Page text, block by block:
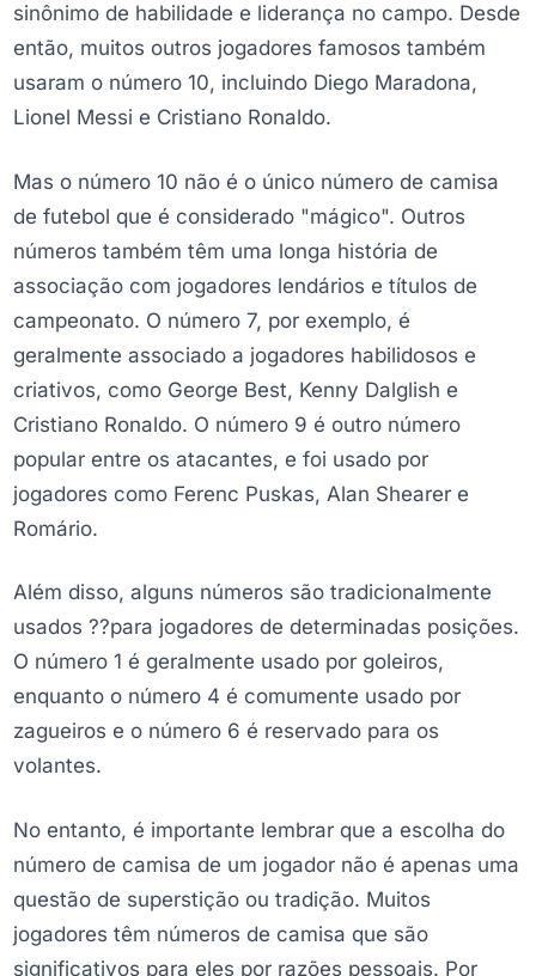
sinônimo de habilidade e liderança no campo. Desde
então, muitos outros jogadores famosos também
usaram o número 10, incluindo Diego Maradona,
Lionel Messi e Cristiano Ronaldo.
Mas o número 10 não é o único número de camisa
de futebol que é considerado "mágico". Outros
números também têm uma longa história de
associação com jogadores lendários e títulos de
campeonato. O número 7, por exemplo, é
geralmente associado a jogadores habilidosos e
criativos, como George Best, Kenny Dalglish e
Cristiano Ronaldo. O número 9 é outro número
popular entre os atacantes, e foi usado por
jogadores como Ferenc Puskas, Alan Shearer e
Romário.
Além disso, alguns números são tradicionalmente
usados ??para jogadores de determinadas posições.
O número 1 é geralmente usado por goleiros,
enquanto o número 4 é comumente usado por
zagueiros e o número 6 é reservado para os
volantes.
No entanto, é importante lembrar que a escolha do
número de camisa de um jogador não é apenas uma
questão de superstição ou tradição. Muitos
jogadores têm números de camisa que são
significativos para eles por razões pessoais. Por